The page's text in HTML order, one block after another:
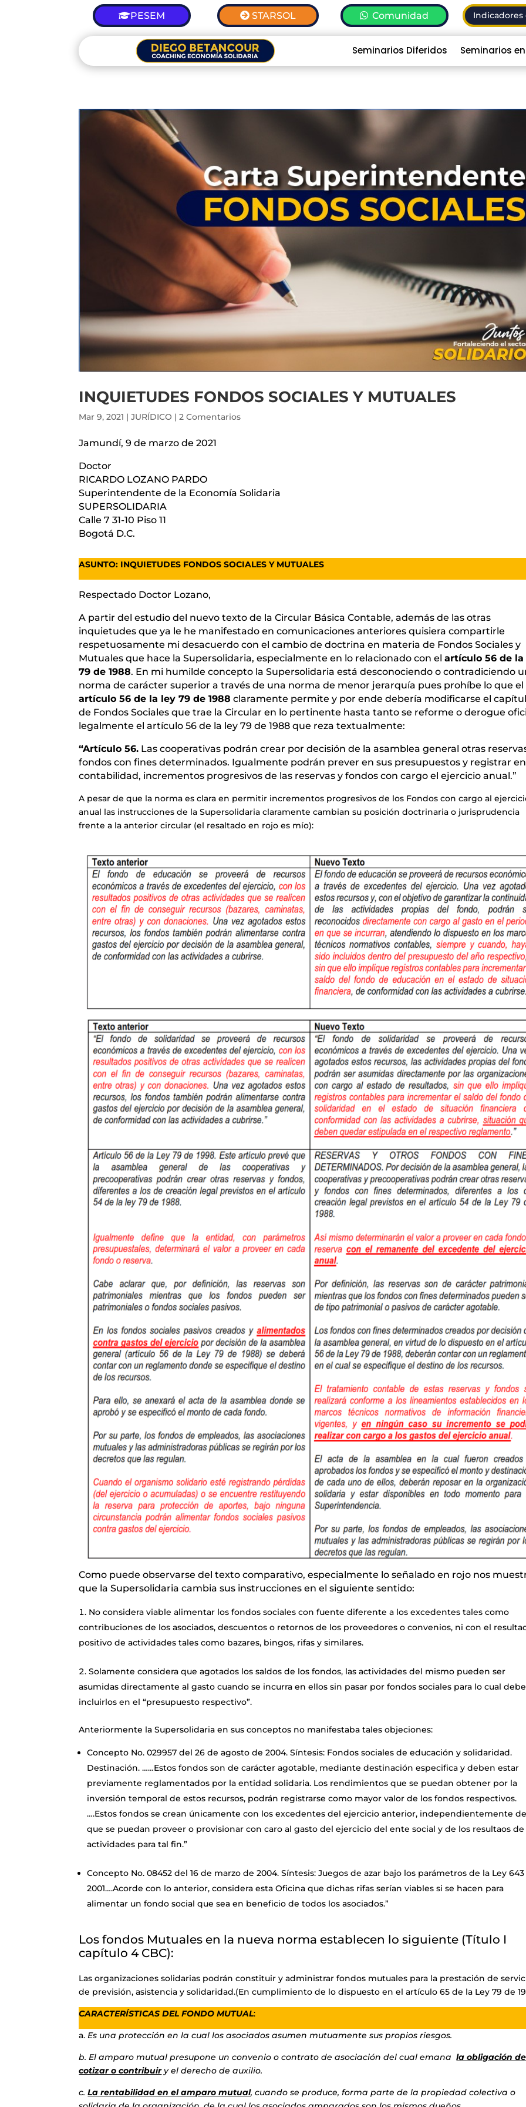
PESEM STARSOL Comunidad Indicadores
Seminarios Diferidos Seminarios
INQUIETUDES FONDOS SOCIALES Y MUTUALES
Mar 9, 2021 |JURÍDICO |2 Comentarios
Jamundí, 9 de marzo de 2021
Doctor
RICARDO LOZANO PARDO
Superintendente de la Economía Solidaria
SUPERSOLIDARIA
Calle 7 31-10 Piso 11
Bogotá D.C.
ASUNTO: INQUIETUDES FONDOS SOCIALES Y MUTUALES
Respectado Doctor Lozano,
A partir del estudio del nuevo texto de la Circular Básica Contable, además de las otras
inquietudes que ya le he manifestado en comunicaciones anteriores quisiera compartirle
respetuosamente mi desacuerdo con el cambio de doctrina en materia de Fondos Sociales y
Mutuales que hace la Supersolidaria, especialmente en lo relacionado con elartículo 56 de
79 de 1988. En mi humilde concepto la Supersolidaria está desconociendo o contradiciendo
norma de carácter superior a través de una norma de menor jerarquía pues prohíbe lo que el
artículo 56 de la ley 79 de 1988 claramente permite y por ende debería modificarse el
de Fondos Sociales que trae la Circular en lo pertinente hasta tanto se reforme o derogue
legalmente el artículo 56 de la ley 79 de 1988 que reza textualmente:
“Artículo 56. Las cooperativas podrán crear por decisión de la asamblea general otras
fondos con fines determinados. Igualmente podrán prever en sus presupuestos y registrar
contabilidad, incrementos progresivos de las reservas y fondos con cargo el ejercicio anual.”
A pesar de que la norma es clara en permitir incrementos progresivos de los Fondos con cargo al
anual las instrucciones de la Supersolidaria claramente cambian su posición doctrinaria o jurisprudencia
frente a la anterior circular (el resaltado en rojo es mío):
Como puede observarse del texto comparativo, especialmente lo señalado en rojo nos
que la Supersolidaria cambia sus instrucciones en el siguiente sentido:
No considera viable alimentar los fondos sociales con fuente diferente a los excedentes tales como
contribuciones de los asociados, descuentos o retornos de los proveedores o convenios, ni con el
positivo de actividades tales como bazares, bingos, rifas y similares.
Solamente considera que agotados los saldos de los fondos, las actividades del mismo pueden ser
asumidas directamente al gasto cuando se incurra en ellos sin pasar por fondos sociales para lo cual debe
incluirlos en el “presupuesto respectivo”.
Anteriormente la Supersolidaria en sus conceptos no manifestaba tales objeciones:
Concepto No. 029957 del 26 de agosto de 2004. Síntesis: Fondos sociales de educación y solidaridad.
Destinación. ……Estos fondos son de carácter agotable, mediante destinación especifica y deben estar
previamente reglamentados por la entidad solidaria. Los rendimientos que se puedan obtener por la
inversión temporal de estos recursos, podrán registrarse como mayor valor de los fondos respectivos.
….Estos fondos se crean únicamente con los excedentes del ejercicio anterior, independientemente
que se puedan proveer o provisionar con caro al gasto del ejercicio del ente social y de los resultaos de
actividades para tal fin.”
Concepto No. 08452 del 16 de marzo de 2004. Síntesis: Juegos de azar bajo los parámetros de la Ley
2001….Acorde con lo anterior, considera esta Oficina que dichas rifas serían viables si se hacen para
alimentar un fondo social que sea en beneficio de todos los asociados.”
Los fondos Mutuales en la nueva norma establecen lo siguiente (Título I
capítulo 4 CBC):
Las organizaciones solidarias podrán constituir y administrar fondos mutuales para la prestación de
de previsión, asistencia y solidaridad.(En cumplimiento de lo dispuesto en el artículo 65 de la Ley 79 de
CARACTERÍSTICAS DEL FONDO MUTUAL:
a.Es una protección en la cual los asociados asumen mutuamente sus propios riesgos.
b. El amparo mutual presupone un convenio o contrato de asociación del cual emana la obligación de
cotizar o contribuir y el derecho de auxilio.
c.La rentabilidad en el amparo mutual, cuando se produce, forma parte de la propiedad colectiva o